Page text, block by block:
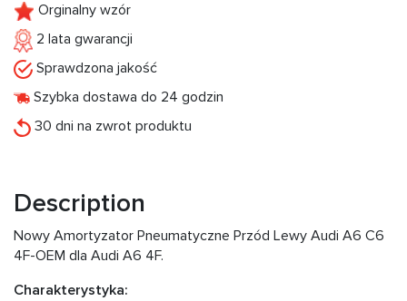
Orginalny wzór
2 lata gwarancji
Sprawdzona jakość
Szybka dostawa do 24 godzin
30 dni na zwrot produktu
Description
Nowy Amortyzator Pneumatyczne Przód Lewy Audi A6 C6
4F-OEM dla Audi A6 4F.
Charakterystyka: